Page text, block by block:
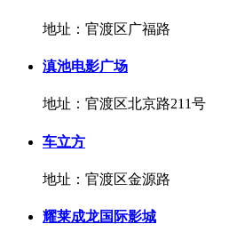
地址：官渡区广福路
滇池电影广场
地址：官渡区北京路211号
车立方
地址：官渡区金源路
耀莱成龙国际影城